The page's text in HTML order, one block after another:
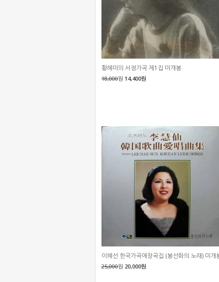
황혜미의 서정가곡 제1집 미개봉
18,000원 14,400원
이혜선 한국가곡애창곡집 (봉선화의 노래) 미개
25,000원 20,000원